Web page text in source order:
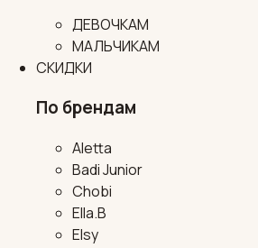
ДЕВОЧКАМ
МАЛЬЧИКАМ
СКИДКИ
По брендам
Aletta
Badi Junior
Chobi
Ella.B
Elsy